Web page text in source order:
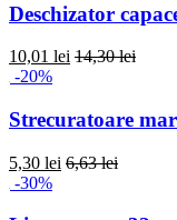
Deschizator
10,01 lei 14,30 lei
-20%
Strecuratoare
5,30 lei 6,63 lei
-30%